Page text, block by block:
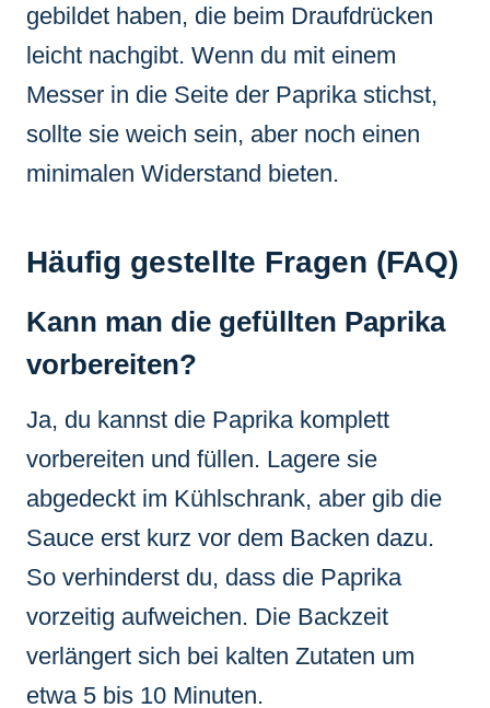
gebildet haben, die beim Draufdrücken
leicht nachgibt. Wenn du mit einem
Messer in die Seite der Paprika stichst,
sollte sie weich sein, aber noch einen
minimalen Widerstand bieten.
Häufig gestellte Fragen (FAQ)
Kann man die gefüllten Paprika
vorbereiten?
Ja, du kannst die Paprika komplett
vorbereiten und füllen. Lagere sie
abgedeckt im Kühlschrank, aber gib die
Sauce erst kurz vor dem Backen dazu.
So verhinderst du, dass die Paprika
vorzeitig aufweichen. Die Backzeit
verlängert sich bei kalten Zutaten um
etwa 5 bis 10 Minuten.